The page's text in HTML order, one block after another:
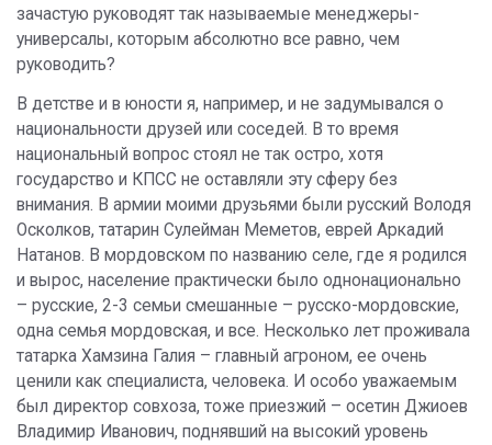
зачастую руководят так называемые менеджеры-
универсалы, которым абсолютно все равно, чем
руководить?
В детстве и в юности я, например, и не задумывался о
национальности друзей или соседей. В то время
национальный вопрос стоял не так остро, хотя
государство и КПСС не оставляли эту сферу без
внимания. В армии моими друзьями были русский Володя
Осколков, татарин Сулейман Меметов, еврей Аркадий
Натанов. В мордовском по названию селе, где я родился
и вырос, население практически было однонационально
– русские, 2-3 семьи смешанные – русско-мордовские,
одна семья мордовская, и все. Несколько лет проживала
татарка Хамзина Галия – главный агроном, ее очень
ценили как специалиста, человека. И особо уважаемым
был директор совхоза, тоже приезжий – осетин Джиоев
Владимир Иванович, поднявший на высокий уровень